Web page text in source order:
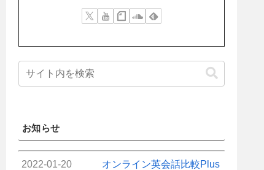
お知らせ
2022-01-20
オンライン英会話比較Plus